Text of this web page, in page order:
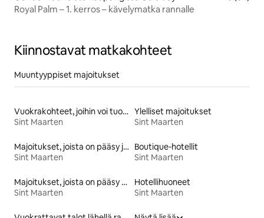
Royal Palm – 1. kerros – kävelymatka rannalle
Kiinnostavat matkakohteet
Muuntyyppiset majoitukset
Vuokrakohteet, joihin voi tuoda lemmikin
Sint Maarten
Ylelliset majoitukset
Sint Maarten
Majoitukset, joista on pääsy järvelle
Sint Maarten
Boutique-hotellit
Sint Maarten
Majoitukset, joista on pääsy rannalle
Sint Maarten
Hotellihuoneet
Sint Maarten